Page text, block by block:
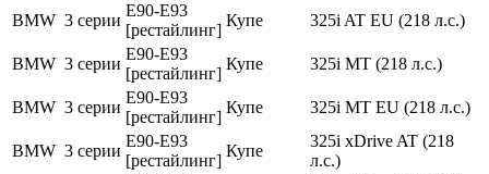
BMW 3 серии
E90-E93
[рестайлинг]
Купе 325i AT EU (218 л.с.)
BMW 3 серии
E90-E93
[рестайлинг]
Купе 325i MT (218 л.с.)
BMW 3 серии
E90-E93
[рестайлинг]
Купе 325i MT EU (218 л.с.)
BMW 3 серии
E90-E93
[рестайлинг]
Купе
325i xDrive AT (218
л.с.)